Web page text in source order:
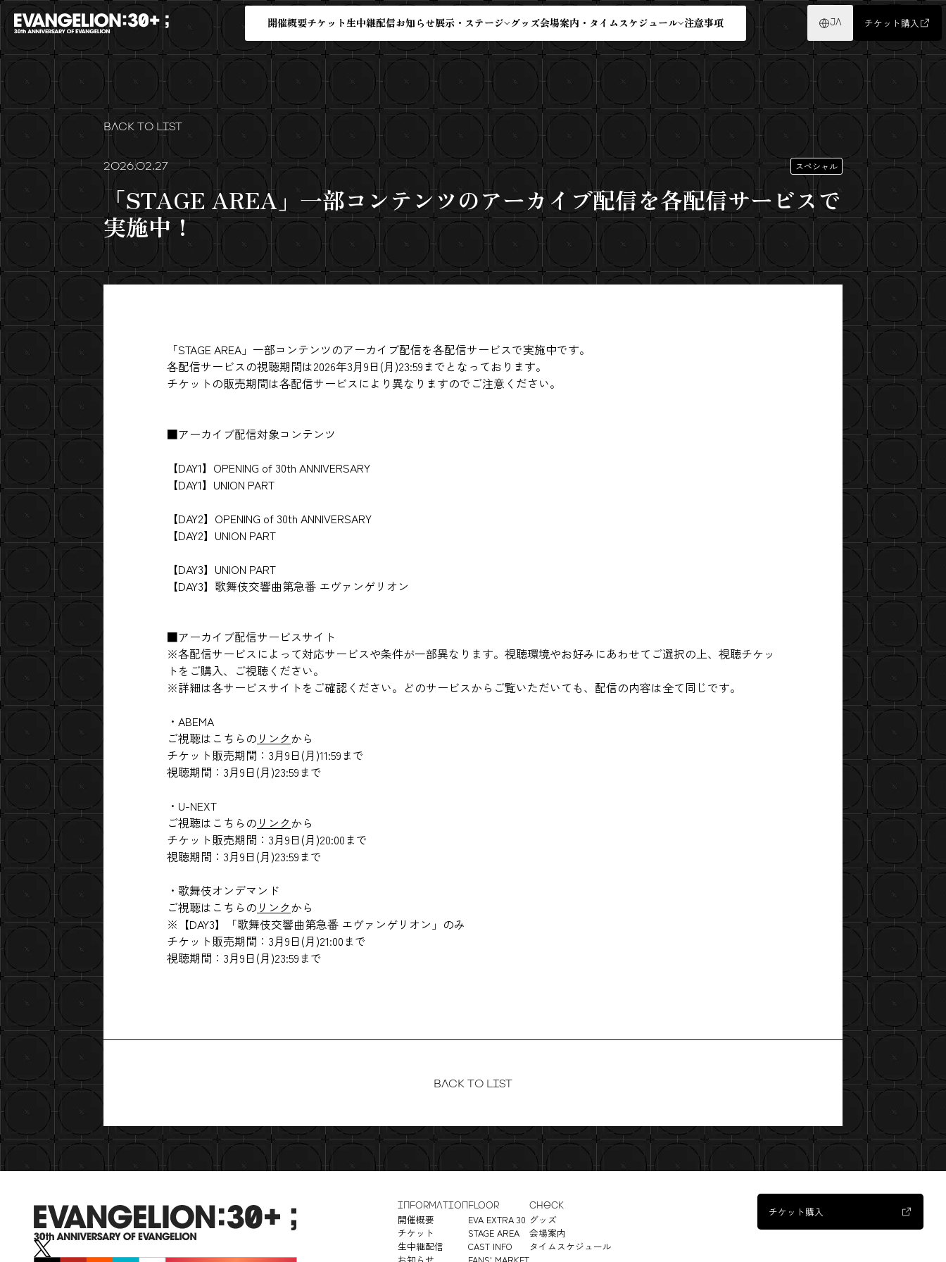
開催概要チケット生中継配信お知らせ展示・ステージ グッズ会場案内・タイムスケジュール 注意事項 JA チケット購入
BACK TO LIST
2026.02.27 スペシャル
「STAGE AREA」一部コンテンツのアーカイブ配信を各配信サービスで
実施中！
「STAGE AREA」一部コンテンツのアーカイブ配信を各配信サービスで実施中です。
各配信サービスの視聴期間は2026年3月9日(月)23:59までとなっております。
チケットの販売期間は各配信サービスにより異なりますのでご注意ください。
■アーカイブ配信対象コンテンツ
【DAY1】OPENING of 30th ANNIVERSARY
【DAY1】UNION PART
【DAY2】OPENING of 30th ANNIVERSARY
【DAY2】UNION PART
【DAY3】UNION PART
【DAY3】歌舞伎交響曲第急番 エヴァンゲリオン
■アーカイブ配信サービスサイト
※各配信サービスによって対応サービスや条件が一部異なります。視聴環境やお好みにあわせてご選択の上、視聴チケッ
トをご購入、ご視聴ください。
※詳細は各サービスサイトをご確認ください。どのサービスからご覧いただいても、配信の内容は全て同じです。
・ABEMA
ご視聴はこちらの リンクから
チケット販売期間：3月9日(月)11:59まで
視聴期間：3月9日(月)23:59まで
・U-NEXT
ご視聴はこちらの リンクから
チケット販売期間：3月9日(月)20:00まで
視聴期間：3月9日(月)23:59まで
・歌舞伎オンデマンド
ご視聴はこちらの リンクから
※【DAY3】「歌舞伎交響曲第急番 エヴァンゲリオン」のみ
チケット販売期間：3月9日(月)21:00まで
視聴期間：3月9日(月)23:59まで
BACK TO LIST
INFORMATION
開催概要
チケット
生中継配信
FLOOR
EVA EXTRA 30
STAGE AREA
CAST INFO
CHECK
グッズ
会場案内
タイムスケジュール
チケット購入